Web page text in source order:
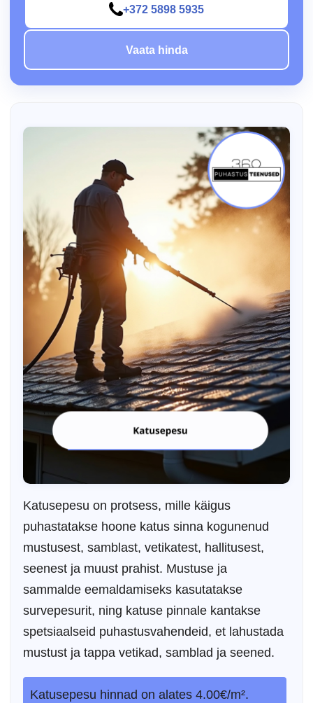
+372 5898 5935
Vaata hinda
Katusepesu on protsess, mille käigus
puhastatakse hoone katus sinna kogunenud
mustusest, samblast, vetikatest, hallitusest,
seenest ja muust prahist. Mustuse ja
sammalde eemaldamiseks kasutatakse
survepesurit, ning katuse pinnale kantakse
spetsiaalseid puhastusvahendeid, et lahustada
mustust ja tappa vetikad, samblad ja seened.
Katusepesu hinnad on alates 4.00€/m².